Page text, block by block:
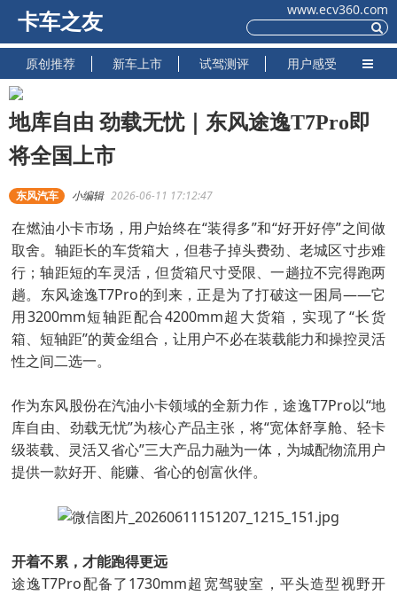
卡车之友
www.ecv360.com
原创推荐 新车上市 试驾测评 用户感受
地库自由 劲载无忧｜东风途逸T7Pro即
将全国上市
东风汽车 小编辑 2026-06-11 17:12:47
在燃油小卡市场，用户始终在“装得多”和“好开好停”之间做
取舍。轴距长的车货箱大，但巷子掉头费劲、老城区寸步难
行；轴距短的车灵活，但货箱尺寸受限、一趟拉不完得跑两
趟。东风途逸T7Pro的到来，正是为了打破这一困局——它
用3200mm短轴距配合4200mm超大货箱，实现了“长货
箱、短轴距”的黄金组合，让用户不必在装载能力和操控灵活
性之间二选一。
作为东风股份在汽油小卡领域的全新力作，途逸T7Pro以“地
库自由、劲载无忧”为核心产品主张，将“宽体舒享舱、轻卡
级装载、灵活又省心”三大产品力融为一体，为城配物流用户
提供一款好开、能赚、省心的创富伙伴。
开着不累，才能跑得更远
途逸T7Pro配备了1730mm超宽驾驶室，平头造型视野开